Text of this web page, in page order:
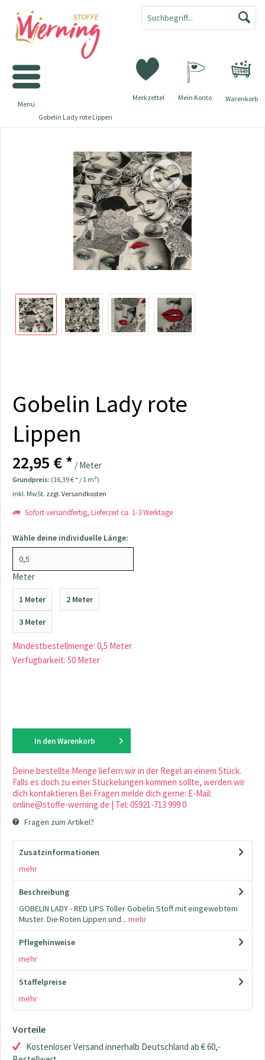
Warenkorb
Merkzettel Mein Konto
Menü
Gobelin Lady rote Lippen
Gobelin Lady rote
Lippen
22,95 € * / Meter
Grundpreis: (16,39 € * / 1 m²)
inkl. MwSt. zzgl. Versandkosten
Sofort versandfertig, Lieferzeit ca. 1-3 Werktage
Wähle deine individuelle Länge:
Meter
1 Meter 2 Meter
3 Meter
Mindestbestellmenge: 0,5 Meter
Verfügbarkeit: 50 Meter
In den Warenkorb
Deine bestellte Menge liefern wir in der Regel an einem Stück.
Falls es doch zu einer Stückelungen kommen sollte, werden wir
dich kontaktieren.Bei Fragen melde dich gerne: E-Mail:
online@stoffe-werning.de | Tel: 05921-713 999 0
Fragen zum Artikel?
Zusatzinformationen
mehr
Beschreibung
GOBELIN LADY - RED LIPS Toller Gobelin Stoff mit eingewebtem
Muster. Die Roten Lippen und... mehr
Pflegehinweise
mehr
Staffelpreise
mehr
Vorteile
Kostenloser Versand innerhalb Deutschland ab € 60,-